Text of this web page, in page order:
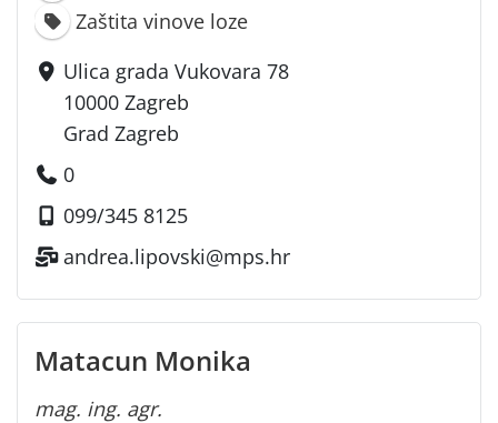
Zaštita vinove loze
Ulica grada Vukovara 78
10000 Zagreb
Grad Zagreb
0
099/345 8125
andrea.lipovski@mps.hr
Matacun Monika
mag. ing. agr.